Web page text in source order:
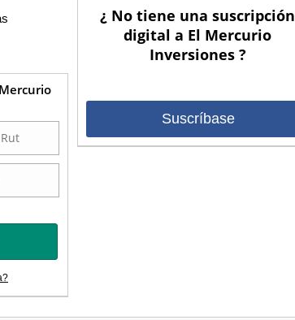
¿ No tiene una suscripción
digital a El Mercurio
Inversiones ?
Suscríbase